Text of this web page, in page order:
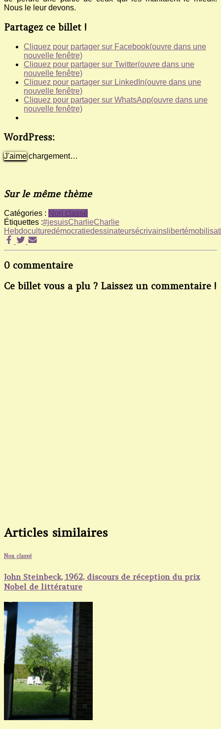
Nous le leur devons.
Partagez ce billet !
Cliquez pour partager sur Facebook(ouvre dans une
nouvelle fenêtre)
Cliquez pour partager sur Twitter(ouvre dans une
nouvelle fenêtre)
Cliquez pour partager sur LinkedIn(ouvre dans une
nouvelle fenêtre)
Cliquez pour partager sur WhatsApp(ouvre dans une
nouvelle fenêtre)
WordPress:
J'aime chargement…
Sur le même thème
Catégories : Non classé
Étiquettes :#jesuisCharlieCharlie
Hebdoculturedémocratiedessinateursécrivains liberté
0 commentaire
Ce billet vous a plu ? Laissez un commentaire !
Articles similaires
Non classé
John Steinbeck, 1962, discours de réception du prix
Nobel de littérature